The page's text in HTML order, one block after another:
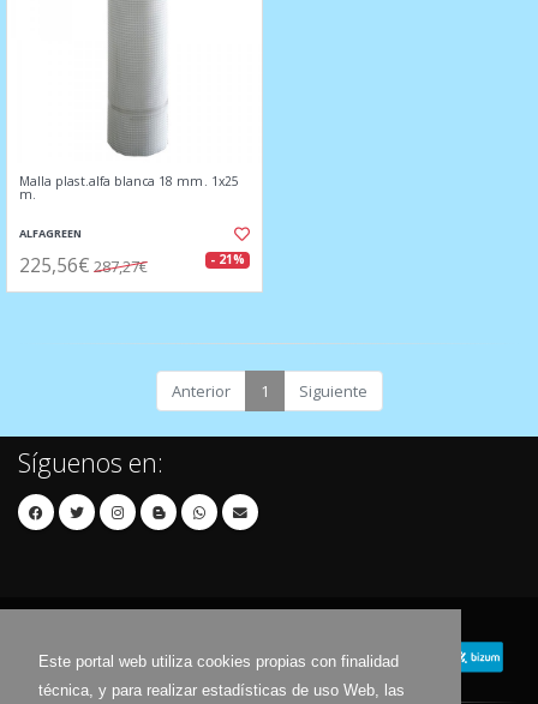
Este portal web utiliza cookies propias con finalidad
técnica, y para realizar estadísticas de uso Web, las
Malla plast.alfa blanca 18 mm. 1x25
m.
ALFAGREEN
225,56€ 287,27€ - 21%
Anterior 1 Siguiente
Síguenos en: